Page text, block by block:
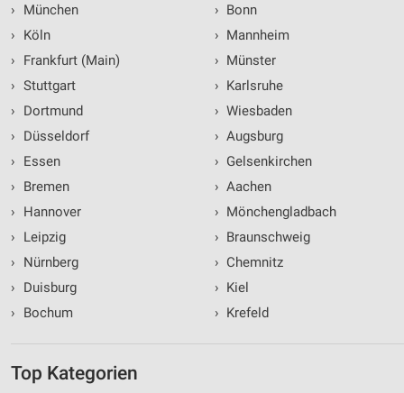
›
München
›
Köln
›
Frankfurt (Main)
› Stuttgart
›
Dortmund
›
Düsseldorf
›
Essen
›
Bremen
›
Hannover
›
Leipzig
›
Nürnberg
›
Duisburg
›
Bochum
› Bonn
› Mannheim
› Münster
› Karlsruhe
› Wiesbaden
› Augsburg
› Gelsenkirchen
› Aachen
› Mönchengladbach
› Braunschweig
› Chemnitz
› Kiel
› Krefeld
Top Kategorien